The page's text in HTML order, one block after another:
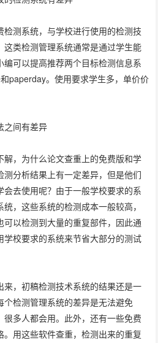
测系统，与学校进行使用的检测技
这类检测管理系统通常是通过学生能
可以提高推荐两个目标检测信息系
paperday。使用要求学生多，单价价
间有差异
，为什么论文查重上的免费版和学
分析结果上有一定差异，但是他们
去使用呢？由于一般学校要求的系
，这些系统的检测成本一般较高，
以检测到大量的重复部件，因此通
学校要求的系统来节省大部分的测试
，初稿检测技术系统的结果还是一
个检测管理系统的差异是无法避免
多人都会用。此外，还有一些免费
用这些软件查重，检测出来的重复